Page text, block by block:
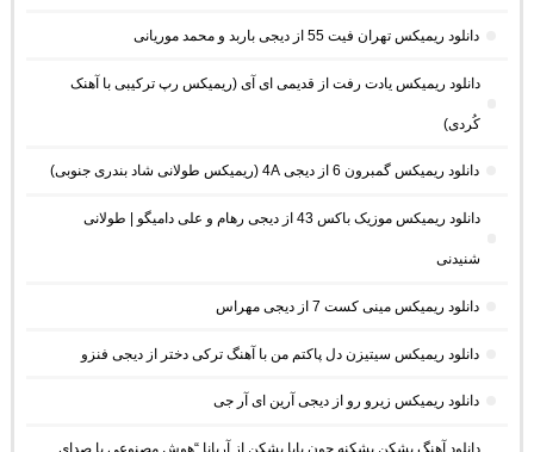
دانلود ریمیکس تهران فیت 55 از دیجی باربد و محمد موریانی
دانلود ریمیکس یادت رفت از قدیمی ای آی (ریمیکس رپ ترکیبی با آهنک
کُردی)
دانلود ریمیکس گمبرون 6 از دیجی 4A (ریمیکس طولانی شاد بندری جنوبی)
دانلود ریمیکس موزیک باکس 43 از دیجی رهام و علی دامیگو | طولانی
شنیدنی
دانلود ریمیکس مینی کست 7 از دیجی مهراس
دانلود ریمیکس سیتیزن دل پاکتم من با آهنگ ترکی دختر از دیجی فنزو
دانلود ریمیکس زیرو رو از دیجی آرین ای آر جی